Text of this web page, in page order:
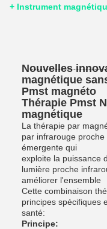
+ Instrument
Nouvelles
magnétique
Pmst magnéto
Thérapie Pmst
magnétique
La thérapie par
par infrarouge
émergente qui
exploite la puissance
lumière proche
améliorer l'ensemble
Cette combinaison
principes spécifiques
santé:
Principe: